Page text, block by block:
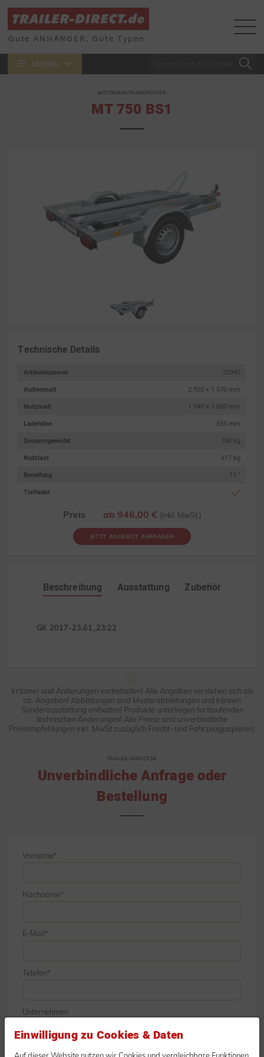
Gute ANHÄNGER, Gute Typen.
Modelle
MOTORRADTRANSPORTER
MT 750 BS1
Technische Details
Artikelnummer
22945
Außenmaß
2.920 × 1.570 mm
Nutzmaß
1.940 × 1.080 mm
Ladehöhe
555 mm
Gesamtgewicht
750 kg
Nutzlast
617 kg
Bereifung
13 "
Tieflader
Preis ab 946,00 € (inkl. MwSt.)
JETZT ANGEBOT ANFRAGEN
Beschreibung Ausstattung Zubehör
GK 2017-23.61_23:22
Irrtümer und Änderungen vorbehalten! Alle Angaben verstehen sich als
ca.-Angaben! Abbildungen sind Musterabbildungen und können
Sonderausstattung enthalten! Produkte unterliegen fortlaufenden
technischen Änderungen! Alle Preise sind unverbindliche
Preisempfehlungen inkl. MwSt zuzüglich Fracht- und Fahrzeugpapieren.
TRAILER-DIRECT.DE
Unverbindliche Anfrage oder
Bestellung
Vorname
Nachname
E-Mail
Telefon
Unternehmen
Einwilligung zu Cookies & Daten
Auf dieser Website nutzen wir Cookies und vergleichbare Funktionen